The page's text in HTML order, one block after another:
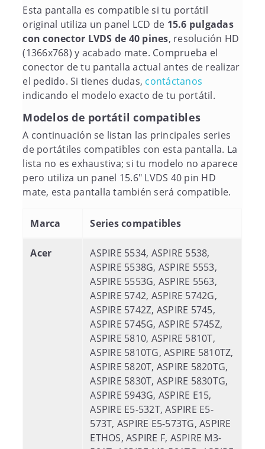
Esta pantalla es compatible si tu portátil
original utiliza un panel LCD de 15.6 pulgadas
con conector LVDS de 40 pines, resolución HD
(1366x768) y acabado mate. Comprueba el
conector de tu pantalla actual antes de realizar
el pedido. Si tienes dudas, contáctanos
indicando el modelo exacto de tu portátil.
Modelos de portátil compatibles
A continuación se listan las principales series
de portátiles compatibles con esta pantalla. La
lista no es exhaustiva; si tu modelo no aparece
pero utiliza un panel 15.6" LVDS 40 pin HD
mate, esta pantalla también será compatible.
Marca Series compatibles
Acer
ASPIRE 5534, ASPIRE 5538,
ASPIRE 5538G, ASPIRE 5553,
ASPIRE 5553G, ASPIRE 5563,
ASPIRE 5742, ASPIRE 5742G,
ASPIRE 5742Z, ASPIRE 5745,
ASPIRE 5745G, ASPIRE 5745Z,
ASPIRE 5810, ASPIRE 5810T,
ASPIRE 5810TG, ASPIRE 5810TZ,
ASPIRE 5820T, ASPIRE 5820TG,
ASPIRE 5830T, ASPIRE 5830TG,
ASPIRE 5943G, ASPIRE E15,
ASPIRE E5-532T, ASPIRE E5-
573T, ASPIRE E5-573TG, ASPIRE
ETHOS, ASPIRE F, ASPIRE M3-